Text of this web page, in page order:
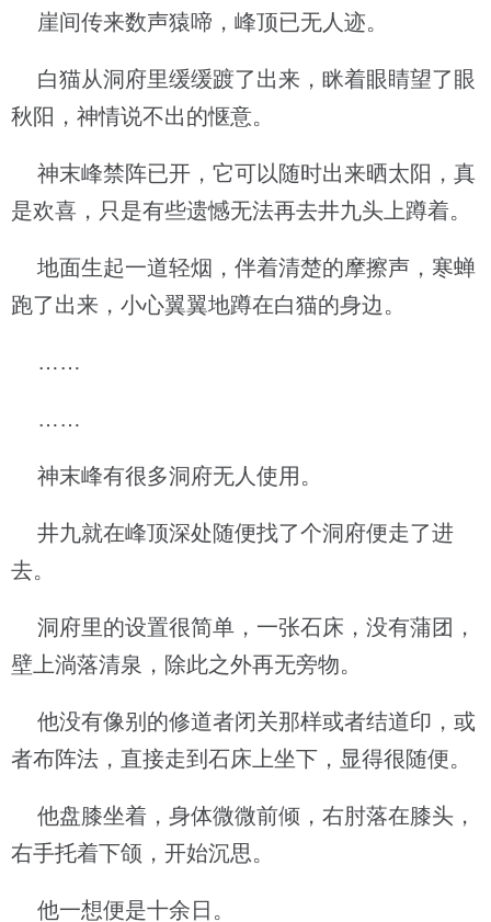
崖间传来数声猿啼，峰顶已无人迹。
白猫从洞府里缓缓踱了出来，眯着眼睛望了眼
秋阳，神情说不出的惬意。
神末峰禁阵已开，它可以随时出来晒太阳，真
是欢喜，只是有些遗憾无法再去井九头上蹲着。
地面生起一道轻烟，伴着清楚的摩擦声，寒蝉
跑了出来，小心翼翼地蹲在白猫的身边。
……
……
神末峰有很多洞府无人使用。
井九就在峰顶深处随便找了个洞府便走了进
去。
洞府里的设置很简单，一张石床，没有蒲团，
壁上淌落清泉，除此之外再无旁物。
他没有像别的修道者闭关那样或者结道印，或
者布阵法，直接走到石床上坐下，显得很随便。
他盘膝坐着，身体微微前倾，右肘落在膝头，
右手托着下颌，开始沉思。
他一想便是十余日。